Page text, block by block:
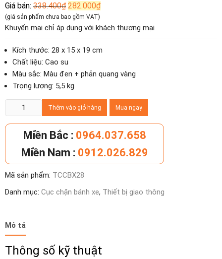
Giá bán: 338.400₫ Giá
gốc
là:
338.400₫.
282.000₫Giá
hiện
là:
(giá sản phẩm chưa bao gồm VAT)
Khuyến mại chỉ áp dụng với khách thương mại
Kích thước: 28 x 15 x 19 cm
Chất liệu: Cao su
Màu sắc: Màu đen + phản quang vàng
Trọng lượng: 5,5 kg
chặn
bánh
su
di
động
lượng
Thêm vào giỏ hàng Mua ngay
Miền Bắc : 0964.037.658
Miền Nam : 0912.026.829
Mã sản phẩm: TCCBX28
Danh mục: Cục chặn bánh xe, Thiết bị giao thông
Mô tả
Thông số kỹ thuật